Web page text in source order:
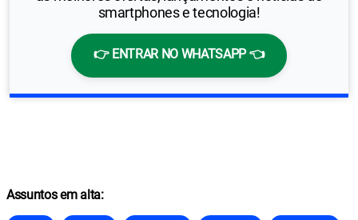
smartphones e tecnologia!
👉 ENTRAR NO WHATSAPP 👈
Assuntos em alta: